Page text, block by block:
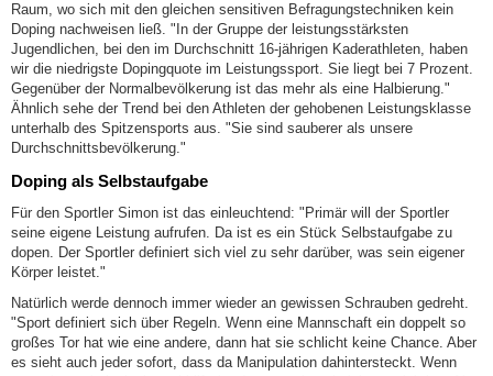
Raum, wo sich mit den gleichen sensitiven Befragungstechniken kein
Doping nachweisen ließ. "In der Gruppe der leistungsstärksten
Jugendlichen, bei den im Durchschnitt 16-jährigen Kaderathleten, haben
wir die niedrigste Dopingquote im Leistungssport. Sie liegt bei 7 Prozent.
Gegenüber der Normalbevölkerung ist das mehr als eine Halbierung."
Ähnlich sehe der Trend bei den Athleten der gehobenen Leistungsklasse
unterhalb des Spitzensports aus. "Sie sind sauberer als unsere
Durchschnittsbevölkerung."
Doping als Selbstaufgabe
Für den Sportler Simon ist das einleuchtend: "Primär will der Sportler
seine eigene Leistung aufrufen. Da ist es ein Stück Selbstaufgabe zu
dopen. Der Sportler definiert sich viel zu sehr darüber, was sein eigener
Körper leistet."
Natürlich werde dennoch immer wieder an gewissen Schrauben gedreht.
"Sport definiert sich über Regeln. Wenn eine Mannschaft ein doppelt so
großes Tor hat wie eine andere, dann hat sie schlicht keine Chance. Aber
es sieht auch jeder sofort, dass da Manipulation dahintersteckt. Wenn